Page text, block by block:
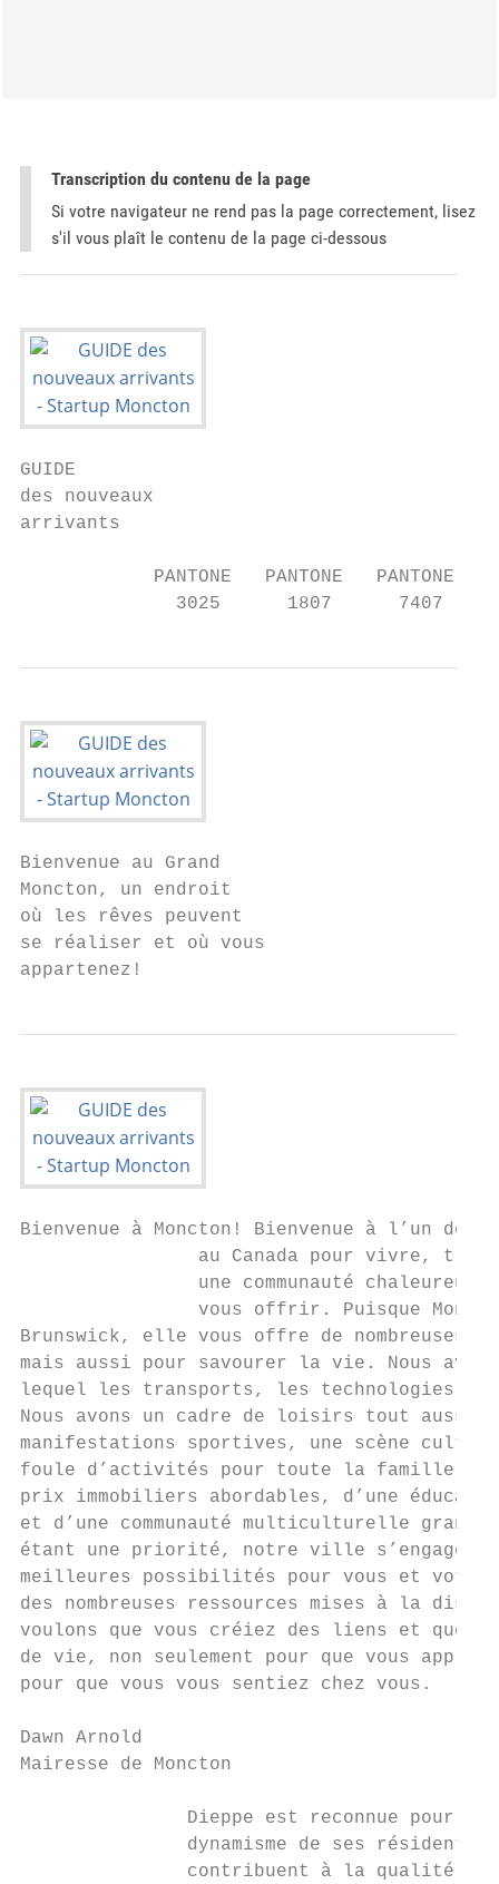
Transcription du contenu de la page
Si votre navigateur ne rend pas la page correctement, lisez
s'il vous plaît le contenu de la page ci-dessous
GUIDE
des nouveaux
arrivants
            PANTONE   PANTONE   PANTONE
              3025      1807      7407
Bienvenue au Grand
Moncton, un endroit
où les rêves peuvent
se réaliser et où vous
appartenez!
Bienvenue à Moncton! Bienvenue à l’un
au Canada pour vivre,
une communauté
vous offrir. Puisque
Brunswick, elle vous offre de
mais aussi pour savourer la vie. Nous
lequel les transports, les technologies et
Nous avons un cadre de loisirs tout aussi
manifestations sportives, une scène
foule d’activités pour toute la famille.
prix immobiliers abordables, d’une
et d’une communauté multiculturelle
étant une priorité, notre ville s’engage
meilleures possibilités pour vous et
des nombreuses ressources mises à la
voulons que vous créiez des liens et que
de vie, non seulement pour que vous
pour que vous vous sentiez chez vous.
Dawn Arnold
Mairesse de Moncton
Dieppe est reconnue pour
dynamisme de ses
contribuent à la qualité